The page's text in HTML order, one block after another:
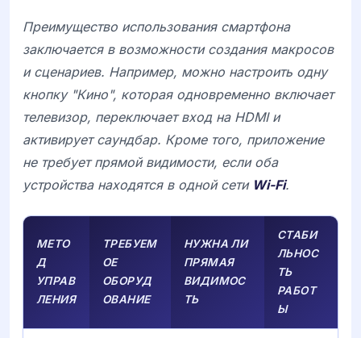
Преимущество использования смартфона
заключается в возможности создания макросов
и сценариев. Например, можно настроить одну
кнопку "Кино", которая одновременно включает
телевизор, переключает вход на HDMI и
активирует саундбар. Кроме того, приложение
не требует прямой видимости, если оба
устройства находятся в одной сети Wi-Fi.
МЕТО
Д
УПРАВ
ЛЕНИЯ
ТРЕБУЕМ
ОЕ
ОБОРУД
ОВАНИЕ
НУЖНА ЛИ
ПРЯМАЯ
ВИДИМОС
ТЬ
СТАБИ
ЛЬНОС
ТЬ
РАБОТ
Ы